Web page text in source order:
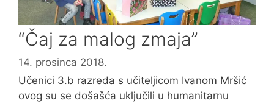
“Čaj za malog zmaja”
14. prosinca 2018.
Učenici 3.b razreda s učiteljicom Ivanom Mršić
ovog su se došašća uključili u humanitarnu